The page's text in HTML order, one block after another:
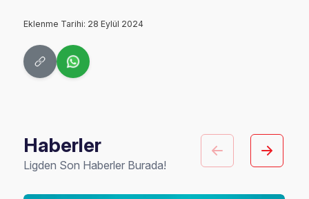
Eklenme Tarihi: 28 Eylül 2024
Haberler
Ligden Son Haberler Burada!